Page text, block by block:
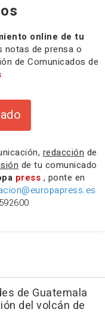
online de tu
notas de prensa o
de Comunicados de
redacción de
de tu comunicado
press , ponte en
de Guatemala
del volcán de